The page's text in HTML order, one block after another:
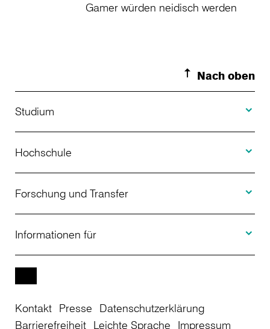
Gamer würden neidisch werden
Nach oben
Studium
Studienangebot
Bewerbung
Studienberatung
Weiterbildung
Studienkolleg
Hochschule
Über uns
Aktuelles
Einrichtungen
Forschung und Transfer
Projekte
Informationen für
Studierende
Kontakt Presse
Datenschutzerklärung
Barrierefreiheit Leichte Sprache Impressum